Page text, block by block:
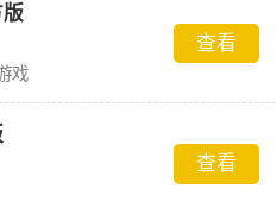
戏
查看
查看